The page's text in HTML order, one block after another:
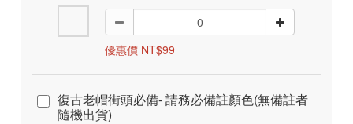
優惠價 NT$99
復古老帽街頭必備- 請務必備註顏色(無備註者
隨機出貨)